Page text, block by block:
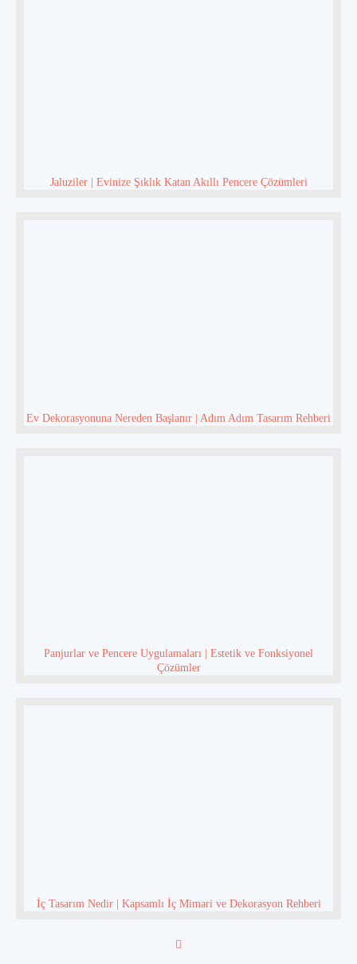
Jaluziler | Evinize Şıklık Katan Akıllı Pencere Çözümleri
Ev Dekorasyonuna Nereden Başlanır | Adım Adım Tasarım Rehberi
Panjurlar ve Pencere Uygulamaları | Estetik ve Fonksiyonel
Çözümler
İç Tasarım Nedir | Kapsamlı İç Mimari ve Dekorasyon Rehberi